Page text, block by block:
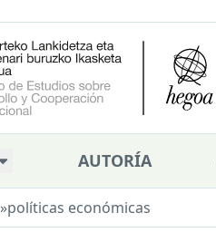
AUTORÍA
»políticas económicas